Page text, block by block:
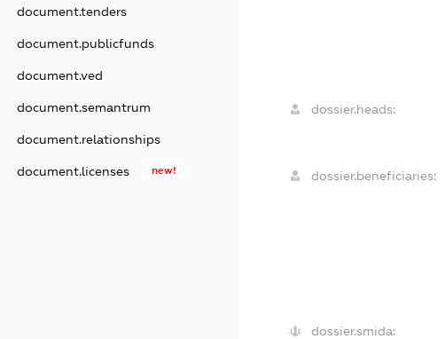
document.tenders
document.publicfunds
document.ved
document.semantrum
document.relationships
document.licenses new!
dossier.heads:
dossier.beneficiaries:
dossier.smida: